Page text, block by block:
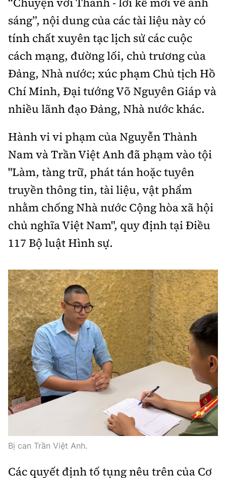
Tổng biên tập:Nguyễn Thị Hồng Nga
Phó Tổng biên tập:Nguyễn Sơn Tùng,
Nguyễn Đức Thắng, La Đức Hùng
Hotline:
0901 514 799
Quảng cáo và Phát hành:
0915 057 282
Email: bandoc@baoxaydung.vn
Cấm sao chép dưới mọi hình thức nếu không có sự
chấp thuận bằng văn bản.
Thông tin tòa
soạn
sáng”, nội dung của các tài liệu này có
tính chất xuyên tạc lịch sử các cuộc
cách mạng, đường lối, chủ trương của
Đảng, Nhà nước; xúc phạm Chủ tịch Hồ
Chí Minh, Đại tướng Võ Nguyên Giáp và
nhiều lãnh đạo Đảng, Nhà nước khác.
Hành vi vi phạm của Nguyễn Thành
Nam và Trần Việt Anh đã phạm vào tội
"Làm, tàng trữ, phát tán hoặc tuyên
truyền thông tin, tài liệu, vật phẩm
nhằm chống Nhà nước Cộng hòa xã hội
chủ nghĩa Việt Nam", quy định tại Điều
117 Bộ luật Hình sự.
Bị can Trần Việt Anh.
Các quyết định tố tụng nêu trên của Cơ